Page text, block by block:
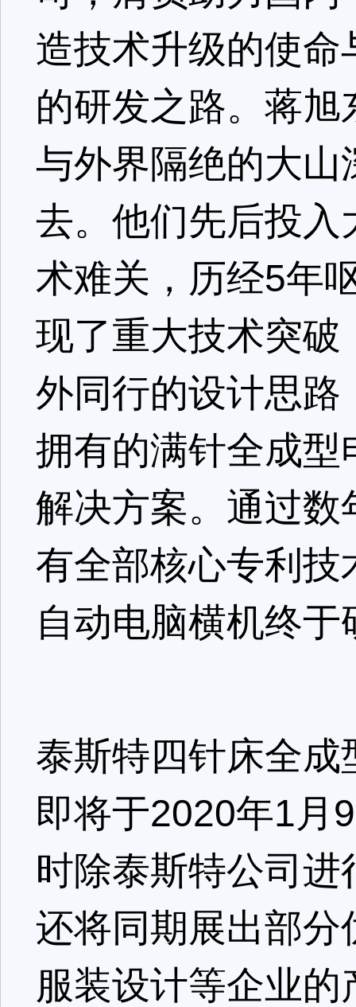
造技术升级的使
的研发之路。蒋
与外界隔绝的大
去。他们先后投
术难关，历经5年
现了重大技术突
外同行的设计思
拥有的满针全成
解决方案。通过
有全部核心专利
自动电脑横机终
泰斯特四针床全
即将于2020年1月
时除泰斯特公司
还将同期展出部
服装设计等企业的